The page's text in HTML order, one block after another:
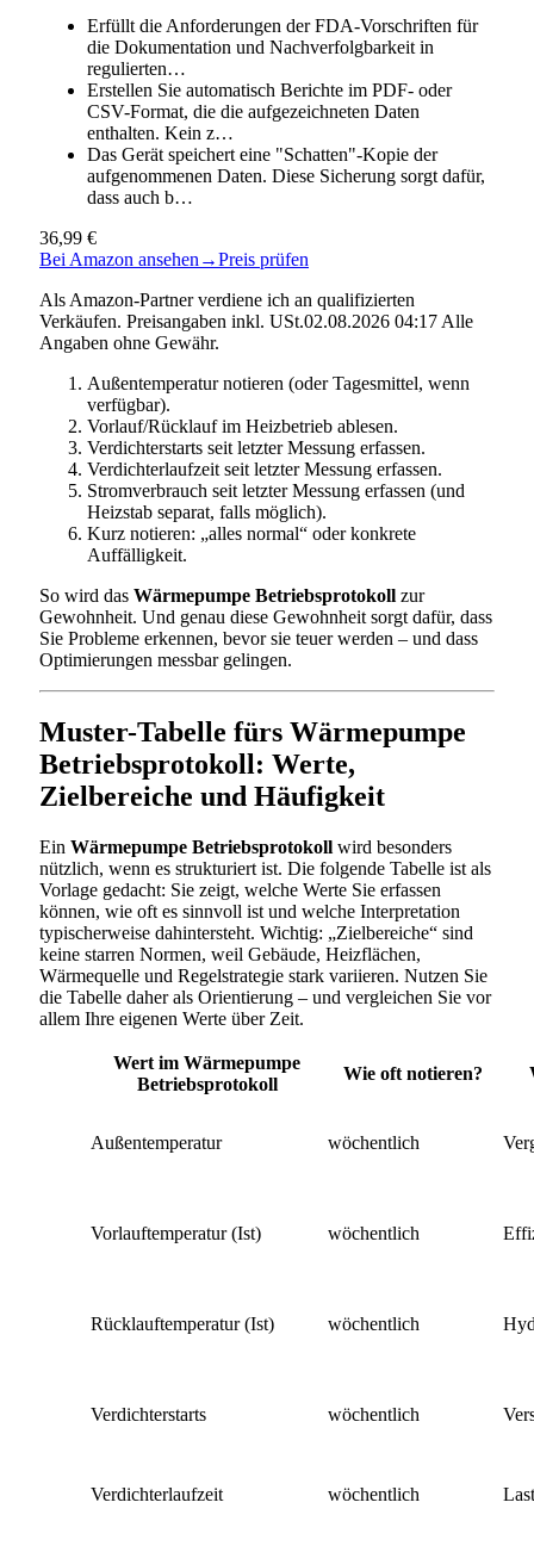
Erfüllt die Anforderungen der FDA-Vorschriften für
die Dokumentation und Nachverfolgbarkeit in
regulierten…
Erstellen Sie automatisch Berichte im PDF- oder
CSV-Format, die die aufgezeichneten Daten
enthalten. Kein z…
Das Gerät speichert eine "Schatten"-Kopie der
aufgenommenen Daten. Diese Sicherung sorgt dafür,
dass auch b…
36,99 €
Bei Amazon ansehen →Preis prüfen
Als Amazon-Partner verdiene ich an qualifizierten
Verkäufen. Preisangaben inkl. USt.02.08.2026 04:17 Alle
Angaben ohne Gewähr.
Außentemperatur notieren (oder Tagesmittel, wenn
verfügbar).
Vorlauf/Rücklauf im Heizbetrieb ablesen.
Verdichterstarts seit letzter Messung erfassen.
Verdichterlaufzeit seit letzter Messung erfassen.
Stromverbrauch seit letzter Messung erfassen (und
Heizstab separat, falls möglich).
Kurz notieren: „alles normal“ oder konkrete
Auffälligkeit.
So wird das Wärmepumpe Betriebsprotokoll zur
Gewohnheit. Und genau diese Gewohnheit sorgt dafür, dass
Sie Probleme erkennen, bevor sie teuer werden – und dass
Optimierungen messbar gelingen.
Muster-Tabelle fürs Wärmepumpe
Betriebsprotokoll: Werte,
Zielbereiche und Häufigkeit
Ein Wärmepumpe Betriebsprotokoll wird besonders
nützlich, wenn es strukturiert ist. Die folgende Tabelle ist als
Vorlage gedacht: Sie zeigt, welche Werte Sie erfassen
können, wie oft es sinnvoll ist und welche Interpretation
typischerweise dahintersteht. Wichtig: „Zielbereiche“ sind
keine starren Normen, weil Gebäude, Heizflächen,
Wärmequelle und Regelstrategie stark variieren. Nutzen Sie
die Tabelle daher als Orientierung – und vergleichen Sie vor
allem Ihre eigenen Werte über Zeit.
Wert im Wärmepumpe
Betriebsprotokoll
Wie oft notieren?
Außentemperatur wöchentlich
Vorlauftemperatur (Ist) wöchentlich
Rücklauftemperatur (Ist) wöchentlich
Verdichterstarts wöchentlich
Verdichterlaufzeit wöchentlich